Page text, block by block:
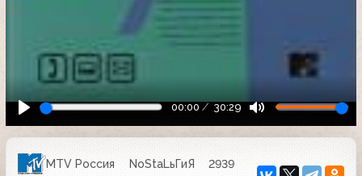
00:00 30:29
MTV Россия NoStaLьГиЯ
2939